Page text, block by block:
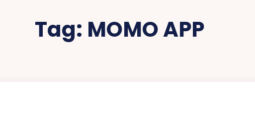
Tag: MOMO APP